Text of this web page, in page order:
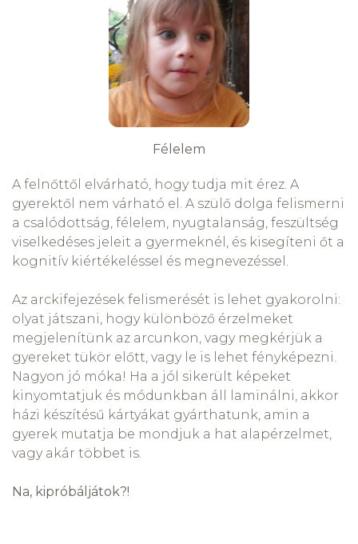
Félelem
A felnőttől elvárható, hogy tudja mit érez. A
gyerektől nem várható el. A szülő dolga felismerni
a csalódottság, félelem, nyugtalanság, feszültség
viselkedéses jeleit a gyermeknél, és kisegíteni őt a
kognitív kiértékeléssel és megnevezéssel.
Az arckifejezések felismerését is lehet gyakorolni:
olyat játszani, hogy különböző érzelmeket
megjelenítünk az arcunkon, vagy megkérjük a
gyereket tükör előtt, vagy le is lehet fényképezni.
Nagyon jó móka! Ha a jól sikerült képeket
kinyomtatjuk és módunkban áll laminálni, akkor
házi készítésű kártyákat gyárthatunk, amin a
gyerek mutatja be mondjuk a hat alapérzelmet,
vagy akár többet is.
Na, kipróbáljátok?!